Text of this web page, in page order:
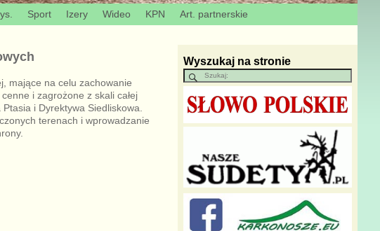
Sport Izery Wideo KPN
Art. partnerskie
mające na celu zachowanie
i zagrożone z skali całej
i Dyrektywa Siedliskowa.
terenach i wprowadzanie
Wyszukaj na stronie